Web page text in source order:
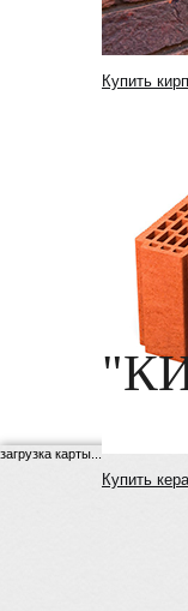
Купить
Купить
загрузка карты...